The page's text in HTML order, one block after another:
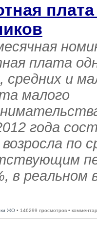
плата
средних и
малого
года
по
в реальном
ЖО • 146299 просмотров •